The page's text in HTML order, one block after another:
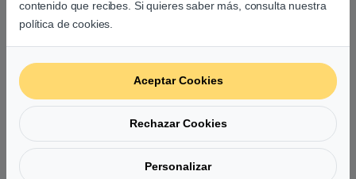
0
0
Agrega una reseña
para publicar una valoración.
contenido que recibes. Si quieres saber más, consulta nuestra
política de cookies.
Aceptar Cookies
Rechazar Cookies
Personalizar